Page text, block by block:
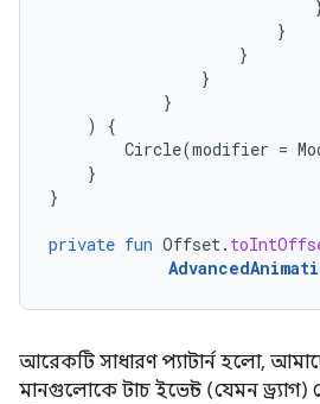
}
}
}
}
)
{
Circle(modifier =
}
}
private fun Offset.
আরেকটি সাধারণ প্যাটার্ন হলো,
মানগুলোকে টাচ ইভেন্ট (যেমন ড্র্যাগ)